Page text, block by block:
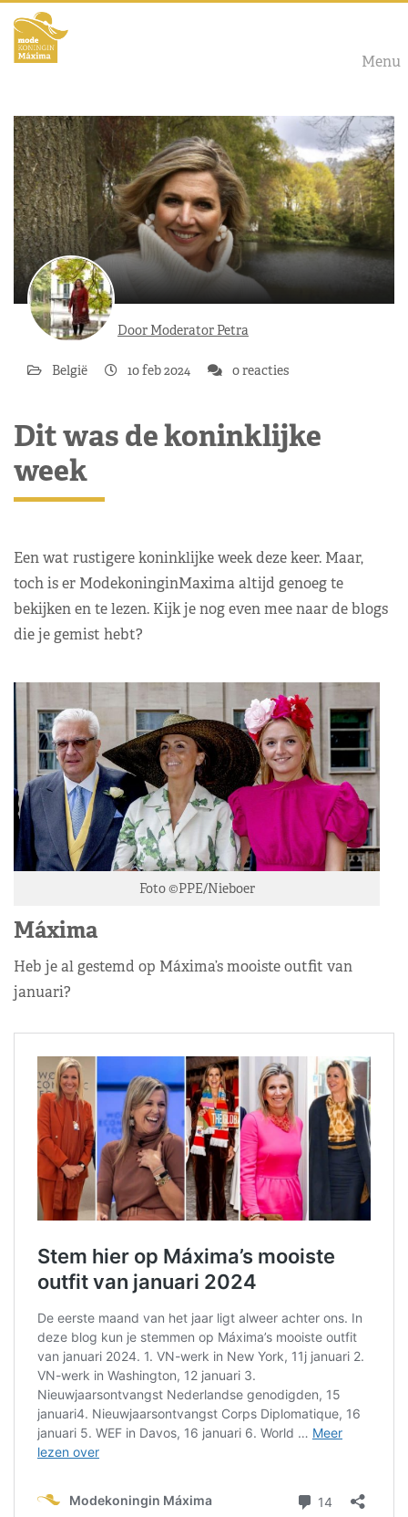
Menu
Door Moderator Petra
België 10 feb 2024 0 reacties
Dit was de koninklijke
week
Een wat rustigere koninklijke week deze keer. Maar,
toch is er ModekoninginMaxima altijd genoeg te
bekijken en te lezen. Kijk je nog even mee naar de blogs
die je gemist hebt?
Foto ©PPE/Nieboer
Máxima
Heb je al gestemd op Máxima’s mooiste outfit van
januari?